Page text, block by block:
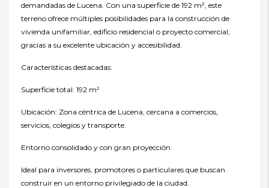
demandadas de Lucena. Con una superficie de 192 m², este
terreno ofrece múltiples posibilidades para la construcción de
vivienda unifamiliar, edificio residencial o proyecto comercial,
gracias a su excelente ubicación y accesibilidad.
Características destacadas:
Superficie total: 192 m²
Ubicación: Zona céntrica de Lucena, cercana a comercios,
servicios, colegios y transporte.
Entorno consolidado y con gran proyección.
Ideal para inversores, promotores o particulares que buscan
construir en un entorno privilegiado de la ciudad.